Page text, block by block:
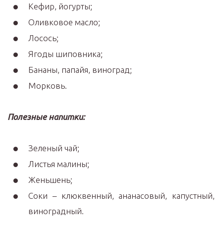
Кефир, йогурты;
Оливковое масло;
Лосось;
Ягоды шиповника;
Бананы, папайя, виноград;
Морковь.
Полезные напитки:
Зеленый чай;
Листья малины;
Женьшень;
Соки – клюквенный, ананасовый, капустный,
виноградный.